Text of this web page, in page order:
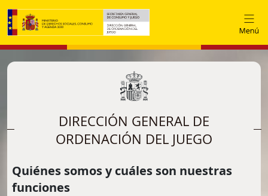
Pasar al contenido principal
DIRECCIÓN GENERAL DE
ORDENACIÓN DEL JUEGO
Quiénes somos y cuáles son nuestras
funciones